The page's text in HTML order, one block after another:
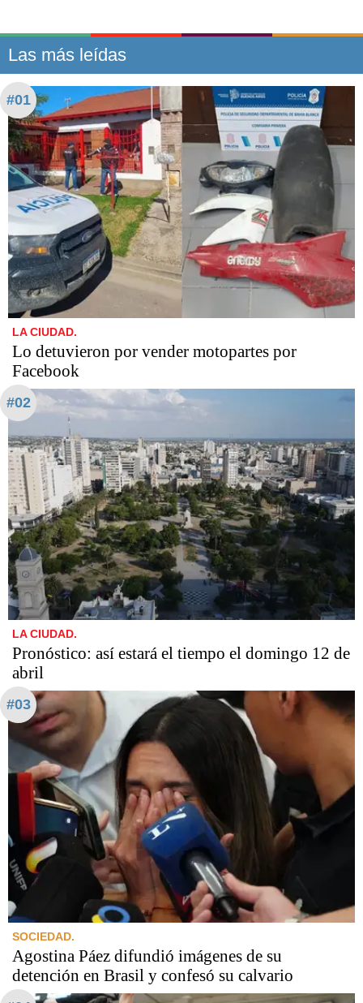
Las más leídas
#01
LA CIUDAD.
Lo detuvieron por vender motopartes por
Facebook
#02
LA CIUDAD.
Pronóstico: así estará el tiempo el domingo 12 de
abril
#03
SOCIEDAD.
Agostina Páez difundió imágenes de su
detención en Brasil y confesó su calvario